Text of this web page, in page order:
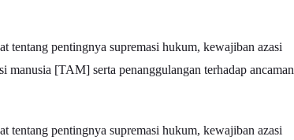
tentang pentingnya supremasi hukum, kewajiban azasi
[TAM] serta penanggulangan terhadap ancaman
tentang pentingnya supremasi hukum, kewajiban azasi